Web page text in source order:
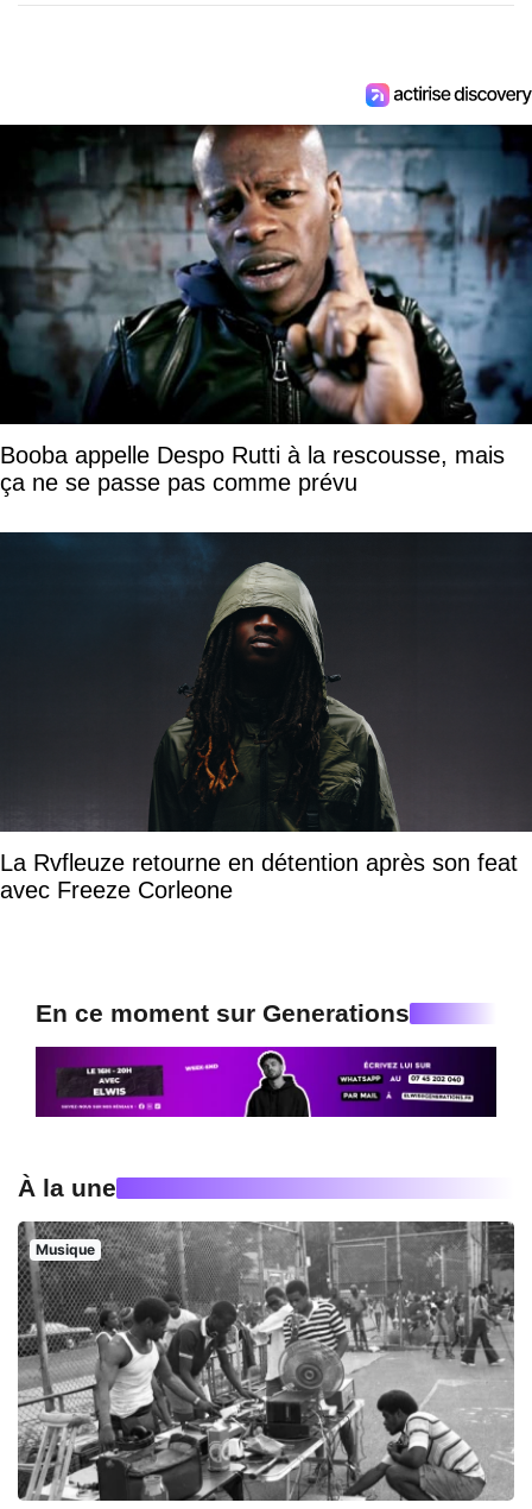
Booba appelle Despo Rutti à la rescousse, mais
ça ne se passe pas comme prévu
La Rvfleuze retourne en détention après son feat
avec Freeze Corleone
En ce moment sur Generations
À la une
Musique